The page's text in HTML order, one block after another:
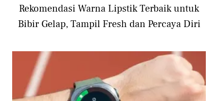
Rekomendasi Warna Lipstik Terbaik untuk
Bibir Gelap, Tampil Fresh dan Percaya Diri